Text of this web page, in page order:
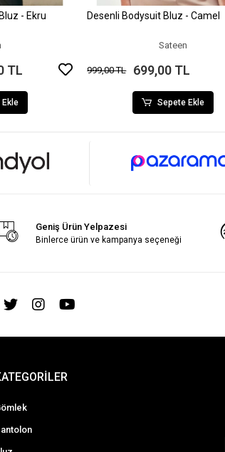
- Ekru
TL
Sepete Ekle
Desenli Bodysuit Bluz - Camel
Sateen
999,00 TL 699,00 TL
Sepete Ekle
Geniş Ürün Yelpazesi
Binlerce ürün ve kampanya seçeneği